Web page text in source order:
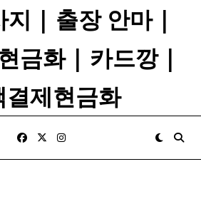
지 | 출장 안마 |
금화 | 카드깡 |
결제현금화